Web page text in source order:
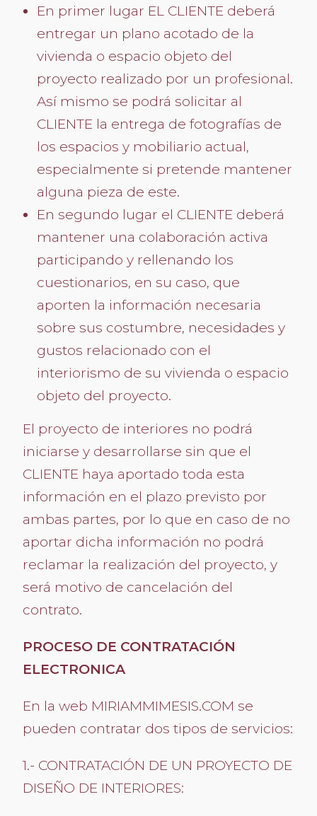
En primer lugar EL CLIENTE deberá
entregar un plano acotado de la
vivienda o espacio objeto del
proyecto realizado por un profesional.
Así mismo se podrá solicitar al
CLIENTE la entrega de fotografías de
los espacios y mobiliario actual,
especialmente si pretende mantener
alguna pieza de este.
En segundo lugar el CLIENTE deberá
mantener una colaboración activa
participando y rellenando los
cuestionarios, en su caso, que
aporten la información necesaria
sobre sus costumbre, necesidades y
gustos relacionado con el
interiorismo de su vivienda o espacio
objeto del proyecto.
El proyecto de interiores no podrá
iniciarse y desarrollarse sin que el
CLIENTE haya aportado toda esta
información en el plazo previsto por
ambas partes, por lo que en caso de no
aportar dicha información no podrá
reclamar la realización del proyecto, y
será motivo de cancelación del
contrato.
PROCESO DE CONTRATACIÓN
ELECTRONICA
En la web MIRIAMMIMESIS.COM se
pueden contratar dos tipos de servicios:
1.- CONTRATACIÓN DE UN PROYECTO DE
DISEÑO DE INTERIORES: